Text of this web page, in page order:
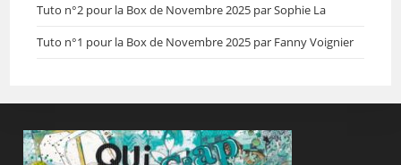
Tuto n°2 pour la Box de Novembre 2025 par Sophie La
Tuto n°1 pour la Box de Novembre 2025 par Fanny Voignier